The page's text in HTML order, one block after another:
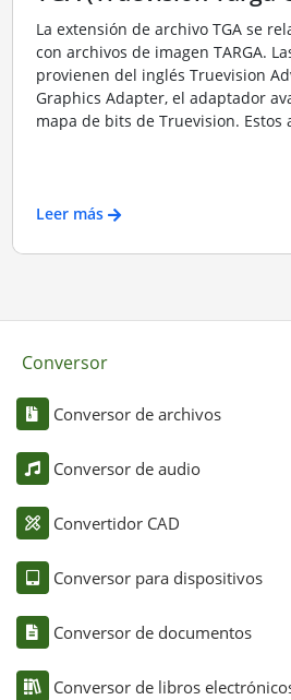
La extensión de archivo TGA se
con archivos de imagen TARGA.
provienen del inglés Truevision
Graphics Adapter, el adaptador
mapa de bits de Truevision. Estos
Leer más
Conversor
Conversor de archivos
Conversor de audio
Convertidor CAD
Conversor para dispositivos
Conversor de documentos
Conversor de libros